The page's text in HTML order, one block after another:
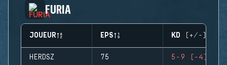
FURIA
JOUEUR EPS KD (+/-)
HERDSZ 75 5-9 (-4)